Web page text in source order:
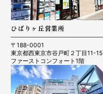
ひばりヶ丘営業所
〒188-0001
東京都西東京市谷戸町２丁目11-15
ファーストコンフォート1階